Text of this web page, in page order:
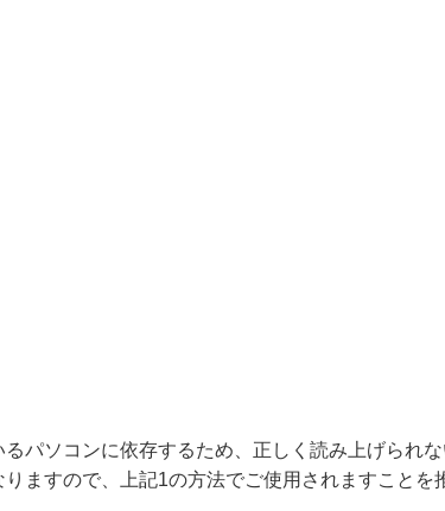
パソコンに依存するため、正しく読み上げられな
ますので、上記1の方法でご使用されますことを